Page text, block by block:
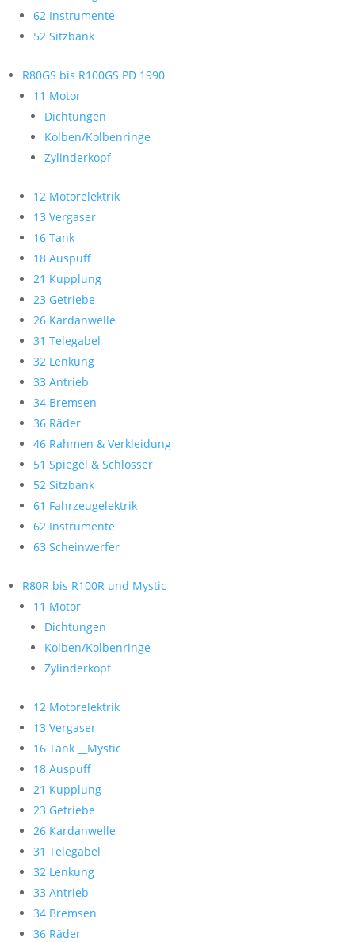
62 Instrumente
52 Sitzbank
R80GS bis R100GS PD 1990
11 Motor
Dichtungen
Kolben/Kolbenringe
Zylinderkopf
12 Motorelektrik
13 Vergaser
16 Tank
18 Auspuff
21 Kupplung
23 Getriebe
26 Kardanwelle
31 Telegabel
32 Lenkung
33 Antrieb
34 Bremsen
36 Räder
46 Rahmen & Verkleidung
51 Spiegel & Schlösser
52 Sitzbank
61 Fahrzeugelektrik
62 Instrumente
63 Scheinwerfer
R80R bis R100R und Mystic
11 Motor
Dichtungen
Kolben/Kolbenringe
Zylinderkopf
12 Motorelektrik
13 Vergaser
16 Tank __Mystic
18 Auspuff
21 Kupplung
23 Getriebe
26 Kardanwelle
31 Telegabel
32 Lenkung
33 Antrieb
34 Bremsen
36 Räder